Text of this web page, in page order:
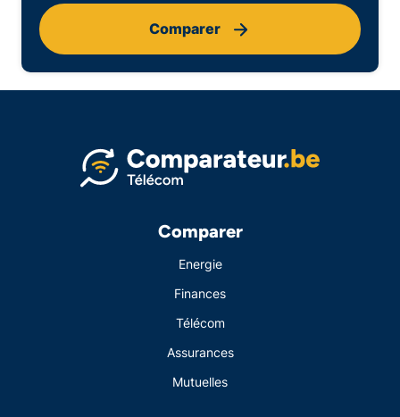
Comparer
Comparer
Energie
Finances
Télécom
Assurances
Mutuelles